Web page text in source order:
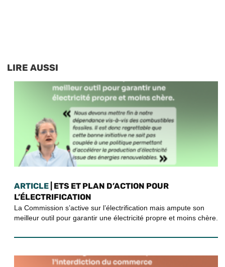
LIRE AUSSI
ARTICLE | ETS ET PLAN D’ACTION POUR
L’ÉLECTRIFICATION
La Commission s’active sur l’électrification mais ampute son
meilleur outil pour garantir une électricité propre et moins chère.